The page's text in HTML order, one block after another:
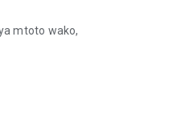
mtoto wako,